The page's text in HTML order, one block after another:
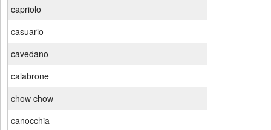
capriolo
casuario
cavedano
calabrone
chow chow
canocchia